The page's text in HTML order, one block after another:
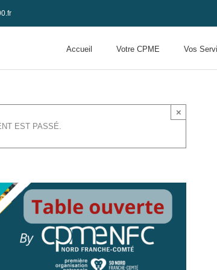
Accueil Votre CPME Vos
EST PASSÉ.
×